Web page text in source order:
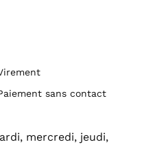
sans contact
mercredi, jeudi,